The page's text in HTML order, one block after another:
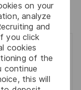
on your
analyze
and
you click
cookies
of the
continue
this will